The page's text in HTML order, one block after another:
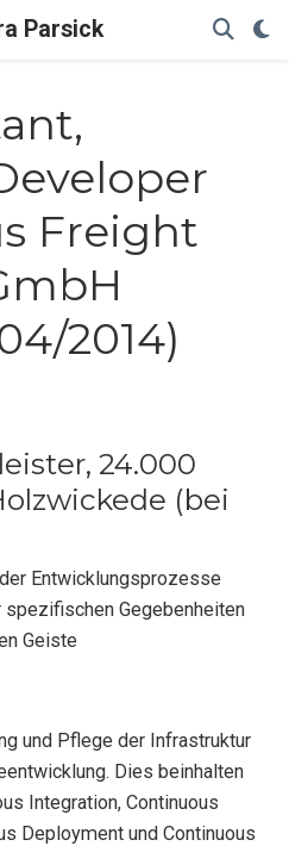
Parsick
Freight
2014)
24.000
(bei
Entwicklungsprozesse
Gegebenheiten
Geiste
und Pflege der Infrastruktur
Dies beinhalten
Integration, Continuous
Deployment und Continuous